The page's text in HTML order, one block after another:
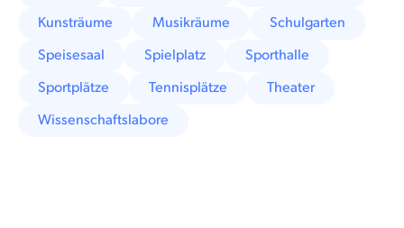
Kunsträume
Musikräume
Schulgarten
Speisesaal
Spielplatz
Sporthalle
Sportplätze
Tennisplätze
Theater
Wissenschaftslabore